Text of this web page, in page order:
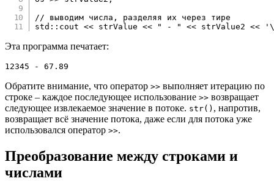
// выводим числа, разделяя их через тире
std :: cout << strValue << " - " << strValue2 <<
Эта программа печатает:
12345 - 67.89
Обратите внимание, что оператор >> выполняет итерацию по
строке – каждое последующее использование >> возвращает
следующее извлекаемое значение в потоке. str() , напротив,
возвращает всё значение потока, даже если для потока уже
использовался оператор >>.
Преобразование между строками и
числами